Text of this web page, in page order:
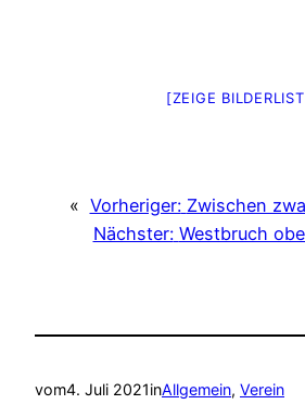
[ZEIGE
« Vorheriger: Zwischen
Nächster: Westbruch
vom4. Juli 2021inAllgemein, Verein